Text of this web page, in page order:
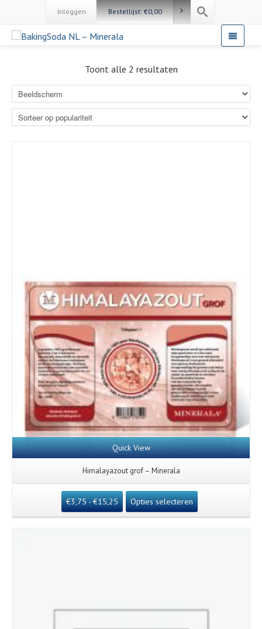
Inloggen Bestellijst:€0,00
Toont alle 2 resultaten
Quick View
Himalayazout grof – Minerala
€3,75- €15,25 Opties selecteren